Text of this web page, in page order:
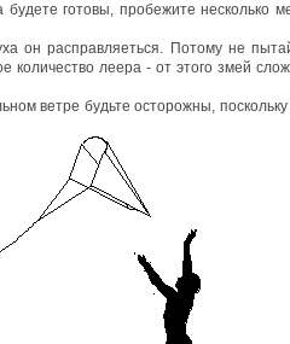
готовы, пробежите несколько
он расправляеться. Потому не
количество леера - от этого змей
ветре будьте осторожны,